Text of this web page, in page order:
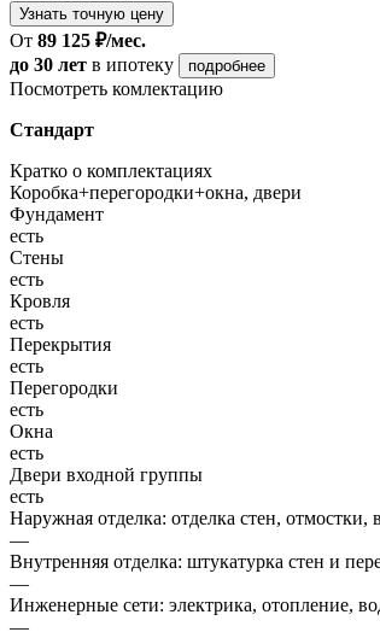
Узнать точную цену
От 89 125 ₽/мес.
до 30 лет в ипотеку подробнее
Посмотреть комлектацию
Стандарт
Кратко о комплектациях
Коробка+перегородки+окна, двери
Фундамент
есть
Стены
есть
Кровля
есть
Перекрытия
есть
Перегородки
есть
Окна
есть
Двери входной группы
есть
Наружная отделка: отделка стен, отмостки,
—
Внутренняя отделка: штукатурка стен и
—
Инженерные сети: электрика, отопление,
—